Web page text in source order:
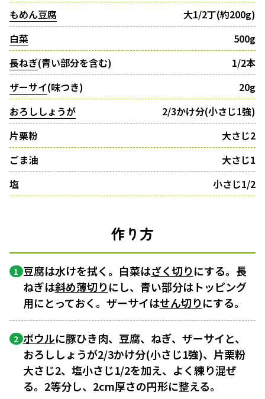
もめん豆腐
大1/2丁(約200g)
白菜
500g
長ねぎ(青い部分を含む)
1/2本
ザーサイ(味つき)
20g
おろししょうが
2/3かけ分(小さじ1強)
片栗粉
大さじ2
ごま油
大さじ1
塩
小さじ1/2
作り方
1 豆腐は水けを拭く。白菜はざく切りにする。長
ねぎは斜め薄切りにし、青い部分はトッピング
用にとっておく。ザーサイはせん切りにする。
2 ボウルに豚ひき肉、豆腐、ねぎ、ザーサイと、
おろししょうが2/3かけ分(小さじ1強)、片栗粉
大さじ2、塩小さじ1/2を加え、よく練り混ぜ
る。2等分し、2cm厚さの円形に整える。